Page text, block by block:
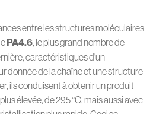
entre les structures moléculaires
PA4.6, le plus grand nombre de
caractéristiques d'un
donnée de la chaîne et une structure
ils conduisent à obtenir un produit
élevée, de 295 °C, mais aussi avec